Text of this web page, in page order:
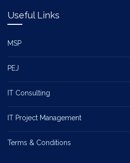
Useful Links
MSP
PEJ
IT Consulting
IT Project Management
Terms & Conditions